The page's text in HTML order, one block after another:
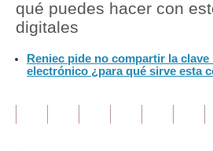
Política
Tu Dinero
Inmobiliarias
qué puedes hacer con
digitales
Reniec pide no compartir la clave
electrónico ¿para qué sirve esta